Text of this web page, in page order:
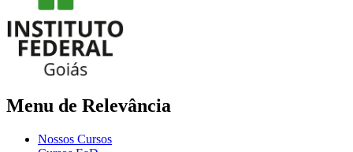
Menu de Relevância
Nossos Cursos